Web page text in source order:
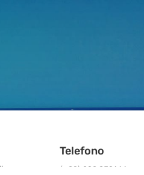
Telefono
(+39) 090 359444